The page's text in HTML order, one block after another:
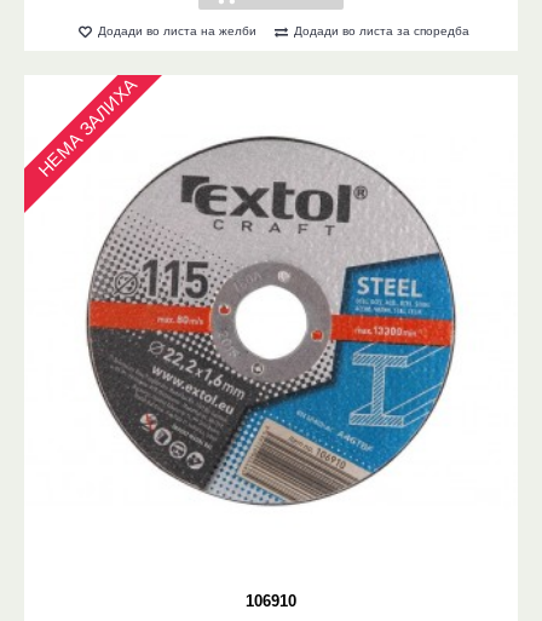
Додади во листа на желби Додади во листа за споредба
106910
НЕМА ЗАЛИХА